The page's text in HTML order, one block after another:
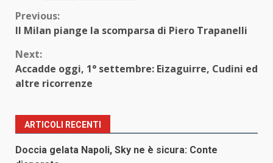
Continue
Reading
Previous:
Il Milan piange la scomparsa di Piero Trapanelli
Next:
Accadde oggi, 1° settembre: Eizaguirre, Cudini ed
altre ricorrenze
ARTICOLI RECENTI
Doccia gelata Napoli, Sky ne è sicura: Conte